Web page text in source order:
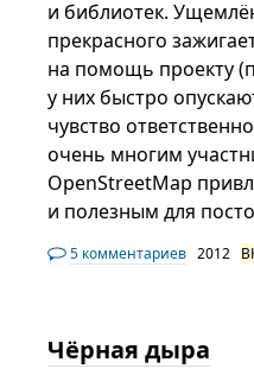
и библиотек.
прекрасного
на помощь проекту
у них быстро
чувство
очень многим
OpenStreetMap
и полезным для
5 комментариев 2012
Чёрная дыра